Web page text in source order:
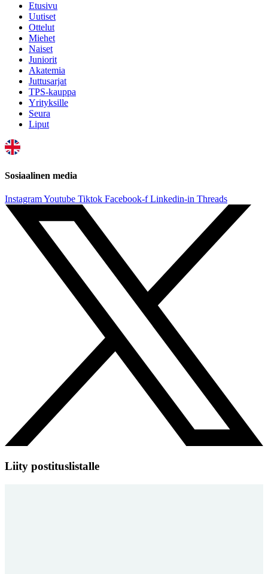
Etusivu
Uutiset
Ottelut
Miehet
Naiset
Juniorit
Akatemia
Juttusarjat
TPS-kauppa
Yrityksille
Seura
Liput
Sosiaalinen media
InstagramYoutube Tiktok Facebook-f Linkedin-in Threads
Liity postituslistalle